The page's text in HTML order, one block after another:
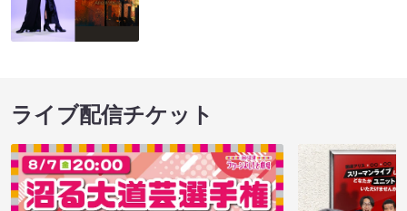
ライブ配信チケット